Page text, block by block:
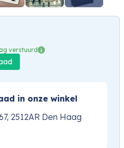
verstuurd
in onze winkel
2512AR Den Haag